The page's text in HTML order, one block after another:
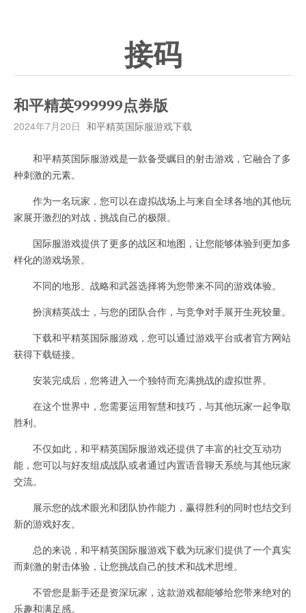
接码
和平精英999999点券版
2024年7月20日 和平精英国际服游戏下载
和平精英国际服游戏是一款备受瞩目的射击游戏，它融合了多
种刺激的元素。
作为一名玩家，您可以在虚拟战场上与来自全球各地的其他玩
家展开激烈的对战，挑战自己的极限。
国际服游戏提供了更多的战区和地图，让您能够体验到更加多
样化的游戏场景。
不同的地形、战略和武器选择将为您带来不同的游戏体验。
扮演精英战士，与您的团队合作，与竞争对手展开生死较量。
下载和平精英国际服游戏，您可以通过游戏平台或者官方网站
获得下载链接。
安装完成后，您将进入一个独特而充满挑战的虚拟世界。
在这个世界中，您需要运用智慧和技巧，与其他玩家一起争取
胜利。
不仅如此，和平精英国际服游戏还提供了丰富的社交互动功
能，您可以与好友组成战队或者通过内置语音聊天系统与其他玩家
交流。
展示您的战术眼光和团队协作能力，赢得胜利的同时也结交到
新的游戏好友。
总的来说，和平精英国际服游戏下载为玩家们提供了一个真实
而刺激的射击体验，让您挑战自己的技术和战术思维。
不管您是新手还是资深玩家，这款游戏都能够给您带来绝对的
乐趣和满足感。